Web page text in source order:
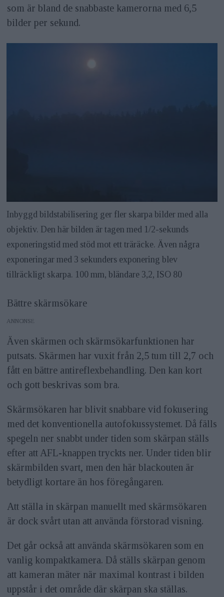
som är bland de snabbaste kamerorna med 6,5
bilder per sekund.
Inbyggd bildstabilisering ger fler skarpa bilder med alla
objektiv. Den här bilden är tagen med 1/2-sekunds
exponeringstid med stöd mot ett träräcke. Även några
exponeringar med 3 sekunders exponering blev
tillräckligt skarpa. 100 mm, bländare 3,2, ISO 80
Bättre skärmsökare
ANNONS
Även skärmen och skärmsökarfunktionen har
putsats. Skärmen har vuxit från 2,5 tum till 2,7 och
fått en bättre antireflexbehandling. Den kan kort
och gott beskrivas som bra.
Skärmsökaren har blivit snabbare vid fokusering
med det konventionella autofokussystemet. Då fälls
spegeln ner snabbt under tiden som skärpan ställs
efter att AFL-knappen tryckts ner. Under tiden blir
skärmbilden svart, men den här blackouten är
betydligt kortare än hos föregångaren.
Att ställa in skärpan manuellt med skärmsökaren
är dock svårt utan att använda förstorad visning.
Det går också att använda skärmsökaren som en
vanlig kompaktkamera. Då ställs skärpan genom
att kameran mäter när maximal kontrast i bilden
uppstår i det område där skärpan ska ställas.